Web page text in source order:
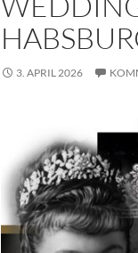
3. APRIL 2026